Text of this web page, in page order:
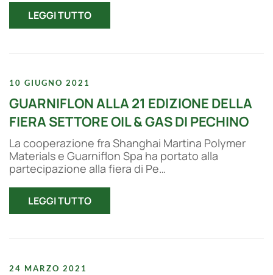
LEGGI TUTTO
10 GIUGNO 2021
GUARNIFLON ALLA 21 EDIZIONE DELLA
FIERA SETTORE OIL & GAS DI PECHINO
La cooperazione fra Shanghai Martina Polymer
Materials e Guarniflon Spa ha portato alla
partecipazione alla fiera di Pe…
LEGGI TUTTO
24 MARZO 2021